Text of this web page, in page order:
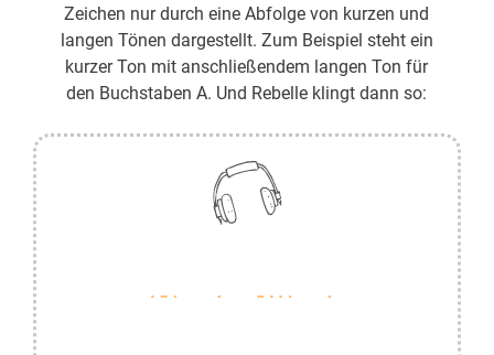
Zeichen nur durch eine Abfolge von kurzen und
langen Tönen dargestellt. Zum Beispiel steht ein
kurzer Ton mit anschließendem langen Ton für
den Buchstaben A. Und Rebelle klingt dann so: